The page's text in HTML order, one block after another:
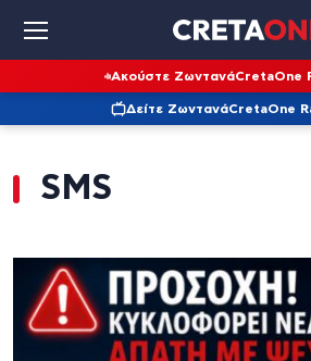
Ακούστε ΖωντανάCretaOne
Δείτε ΖωντανάCretaOne
SMS